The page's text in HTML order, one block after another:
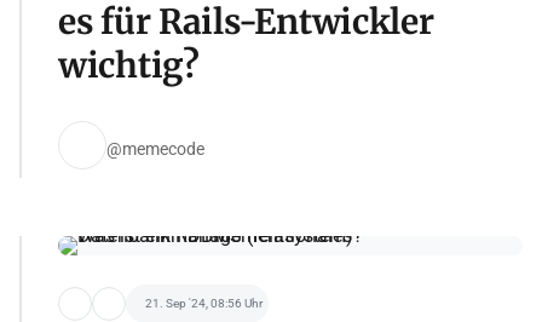
es für Rails-Entwickler
wichtig?
@memecode
21. Sep '24, 08:56 Uhr